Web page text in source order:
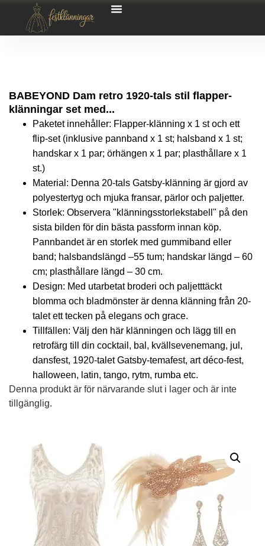
BABEYOND Dam retro 1920-tals stil flapper-
klänningar set med...
Paketet innehåller: Flapper-klänning x 1 st och ett
flip-set (inklusive pannband x 1 st; halsband x 1 st;
handskar x 1 par; örhängen x 1 par; plasthållare x 1
st.)
Material: Denna 20-tals Gatsby-klänning är gjord av
polyestertyg och mjuka fransar, pärlor och paljetter.
Storlek: Observera "klänningsstorlekstabell" på den
sista bilden för din bästa passform innan köp.
Pannbandet är en storlek med gummiband eller
band; halsbandslängd –55 tum; handskar längd – 60
cm; plasthållare längd – 30 cm.
Design: Med utarbetat broderi och paljetttäckt
blomma och bladmönster är denna klänning från 20-
talet ett tecken på elegans och grace.
Tillfällen: Välj den här klänningen och lägg till en
retrofärg till din cocktail, bal, kvällsevenemang, jul,
dansfest, 1920-talet Gatsby-temafest, art déco-fest,
halloween, latin, tango, rytm, rumba etc.
Denna produkt är för närvarande slut i lager och är inte
tillgänglig.